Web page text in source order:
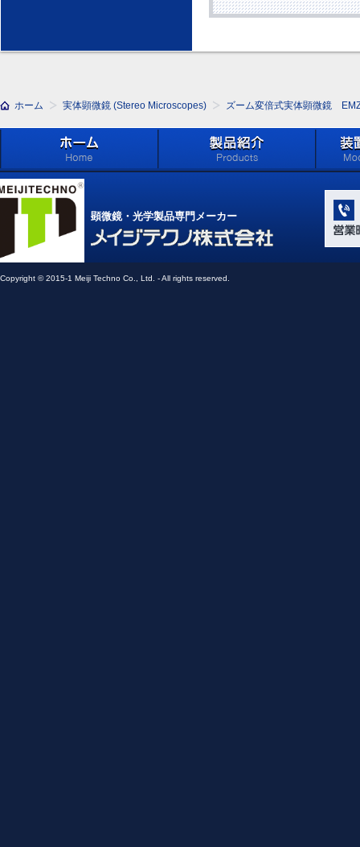
ホーム 実体顕微鏡 (Stereo Microscopes) ズーム変倍式実体顕微鏡
ホーム
学系」
Light
顕微鏡・光学製品専門メーカー
Copyright © 2015-1 Meiji Techno Co., Ltd. - All rights reserved.